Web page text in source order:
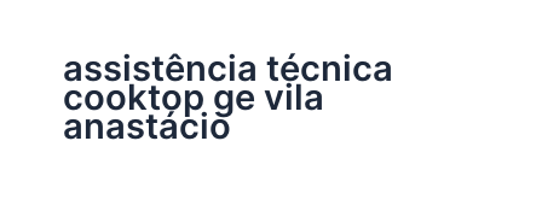
assistência técnica
cooktop ge vila
anastácio